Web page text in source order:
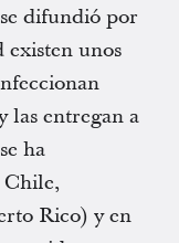
difundió por
unos
las entregan a
ha
Chile,
Rico) y en